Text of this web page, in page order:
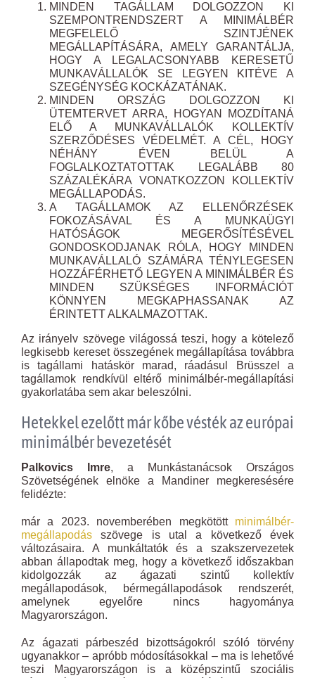
MINDEN TAGÁLLAM DOLGOZZON KI
SZEMPONTRENDSZERT A MINIMÁLBÉR
MEGFELELŐ SZINTJÉNEK
MEGÁLLAPÍTÁSÁRA, AMELY GARANTÁLJA,
HOGY A LEGALACSONYABB KERESETŰ
MUNKAVÁLLALÓK SE LEGYEN KITÉVE A
SZEGÉNYSÉG KOCKÁZATÁNAK.
MINDEN ORSZÁG DOLGOZZON KI
ÜTEMTERVET ARRA, HOGYAN MOZDÍTANÁ
ELŐ A MUNKAVÁLLALÓK KOLLEKTÍV
SZERZŐDÉSES VÉDELMÉT. A CÉL, HOGY
NÉHÁNY ÉVEN BELÜL A
FOGLALKOZTATOTTAK LEGALÁBB 80
SZÁZALÉKÁRA VONATKOZZON KOLLEKTÍV
MEGÁLLAPODÁS.
A TAGÁLLAMOK AZ ELLENŐRZÉSEK
FOKOZÁSÁVAL ÉS A MUNKAÜGYI
HATÓSÁGOK MEGERŐSÍTÉSÉVEL
GONDOSKODJANAK RÓLA, HOGY MINDEN
MUNKAVÁLLALÓ SZÁMÁRA TÉNYLEGESEN
HOZZÁFÉRHETŐ LEGYEN A MINIMÁLBÉR ÉS
MINDEN SZÜKSÉGES INFORMÁCIÓT
KÖNNYEN MEGKAPHASSANAK AZ
ÉRINTETT ALKALMAZOTTAK.
Az irányelv szövege világossá teszi, hogy a kötelező
legkisebb kereset összegének megállapítása továbbra
is tagállami hatáskör marad, ráadásul Brüsszel a
tagállamok rendkívül eltérő minimálbér-megállapítási
gyakorlatába sem akar beleszólni.
Hetekkel ezelőtt már kőbe vésték az európai
minimálbér bevezetését
Palkovics Imre, a Munkástanácsok Országos
Szövetségének elnöke a Mandiner megkeresésére
felidézte:
már a 2023. novemberében megkötött minimálbér-
megállapodás szövege is utal a következő évek
változásaira. A munkáltatók és a szakszervezetek
abban állapodtak meg, hogy a következő időszakban
kidolgozzák az ágazati szintű kollektív
megállapodások, bérmegállapodások rendszerét,
amelynek egyelőre nincs hagyománya
Magyarországon.
Az ágazati párbeszéd bizottságokról szóló törvény
ugyanakkor – apróbb módosításokkal – ma is lehetővé
teszi Magyarországon is a középszintű szociális